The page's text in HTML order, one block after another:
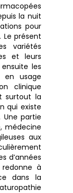
la nuit
pour
Le présent
variétés
et leurs
les
en usage
clinique
surtout la
qui existe
Une partie
médecine
aux
d’années
à
dans la